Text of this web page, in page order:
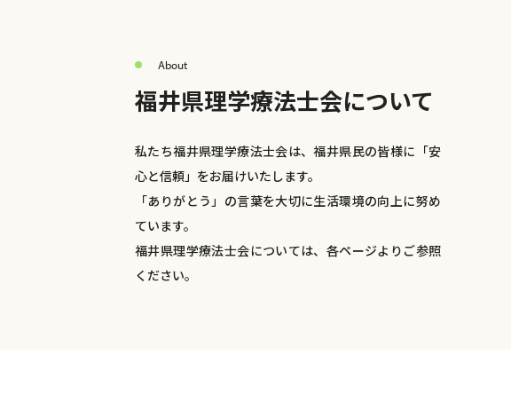
About
福井県理学療法士会について
私たち福井県理学療法士会は、福井県民の皆様に「安
心と信頼」をお届けいたします。
「ありがとう」の言葉を大切に生活環境の向上に努め
ています。
福井県理学療法士会については、各ページよりご参照
ください。